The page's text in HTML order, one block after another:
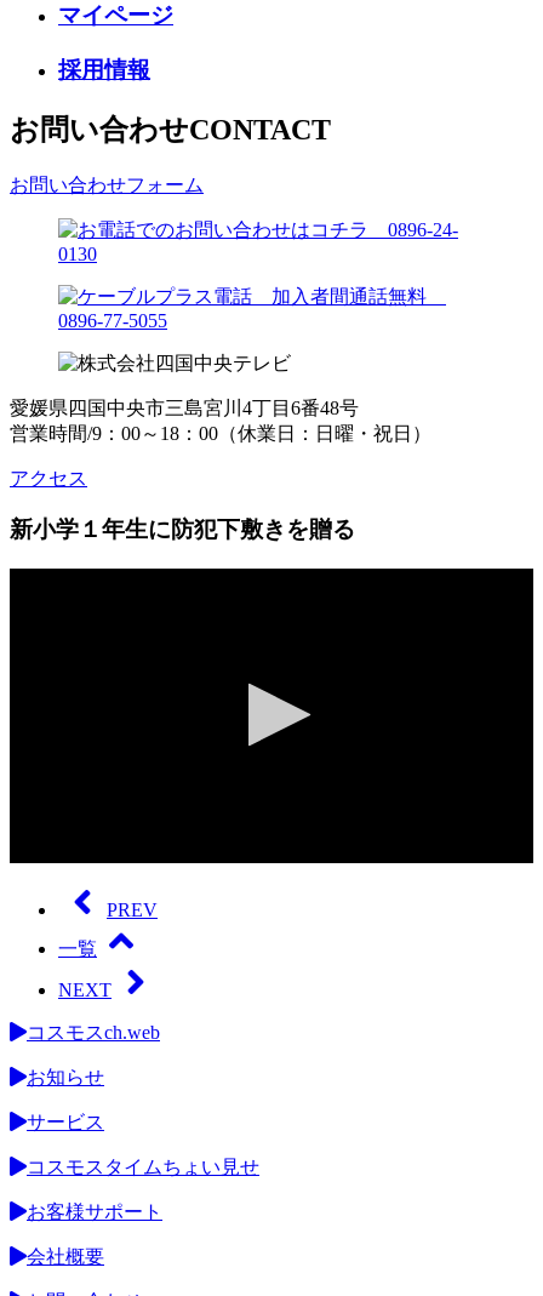
マイページ
採用情報
お問い合わせCONTACT
お問い合わせフォーム
愛媛県四国中央市三島宮川4丁目6番48号
営業時間/9：00～18：00（休業日：日曜・祝日）
アクセス
新小学１年生に防犯下敷きを贈る
seconds
seconds
PREV
一覧
NEXT
コスモスch.web
お知らせ
サービス
コスモスタイムちょい見せ
お客様サポート
会社概要